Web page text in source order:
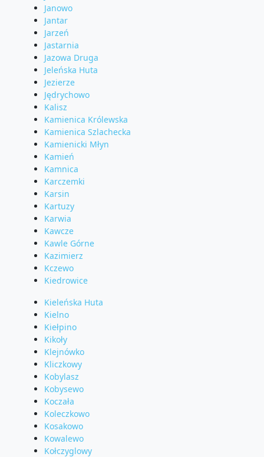
Janowo
Jantar
Jarzeń
Jastarnia
Jazowa Druga
Jeleńska Huta
Jezierze
Jędrychowo
Kalisz
Kamienica Królewska
Kamienica Szlachecka
Kamienicki Młyn
Kamień
Kamnica
Karczemki
Karsin
Kartuzy
Karwia
Kawcze
Kawle Górne
Kazimierz
Kczewo
Kiedrowice
Kieleńska Huta
Kielno
Kiełpino
Kikoły
Klejnówko
Kliczkowy
Kobylasz
Kobysewo
Koczała
Koleczkowo
Kosakowo
Kowalewo
Kołczyglowy